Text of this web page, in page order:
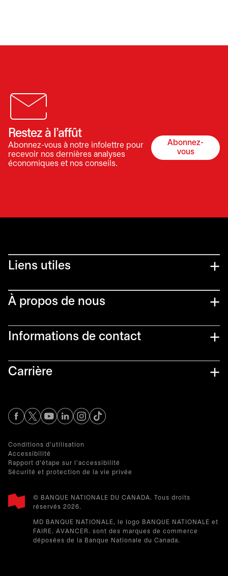
Restez à l’affût
Abonnez-vous à notre infolettre pour
recevoir nos dernières analyses
économiques et nos conseils.
Abonnez-
vous
s’ouvre
Liens utiles​
À propos de nous
Informations de contact​
Carrière
s’ouvre dans un nouvel onglet
s’ouvre dans un nouvel onglet
s’ouvre dans un nouvel onglet
s’ouvre dans un nouvel onglet
s’ouvre dans un nouvel onglet
Conditions d'utilisation
Accessibilité
Rapport d'étape sur l'accessibilité
Sécurité et protection de la vie privée
© BANQUE NATIONALE DU CANADA. Tous droits
réservés 2026.​
MD BANQUE NATIONALE, le logo BANQUE NATIONALE et
FAIRE. AVANCER. sont des marques de commerce
déposées de la Banque Nationale du Canada.